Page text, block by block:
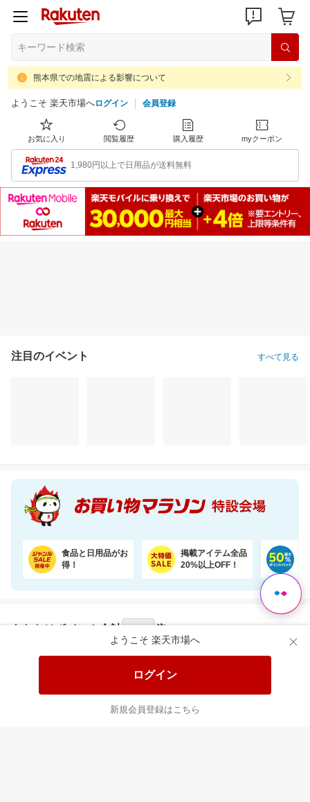
熊本県での地震による影響について
ようこそ 楽天市場へログイン 会員登録
お気に入り 閲覧履歴 購入履歴 myクーポン
1,980円以上で日用品が送料無料
ようこそ 楽天市場へ
ログイン
新規会員登録はこちら
注目のイベント すべて見る
食品と日用品がお
得！
掲載アイテム全品
20%以上OFF！
あなたはポイント 合計 倍